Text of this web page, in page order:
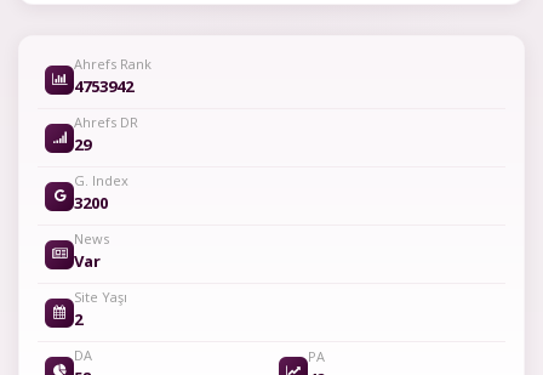
Ahrefs Rank
4753942
Ahrefs DR
29
G. Index
3200
News
Var
Site Yaşı
2
DA PA